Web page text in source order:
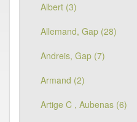
Albert (3)
Allemand, Gap (28)
Andreis, Gap (7)
Armand (2)
Artige C , Aubenas (6)